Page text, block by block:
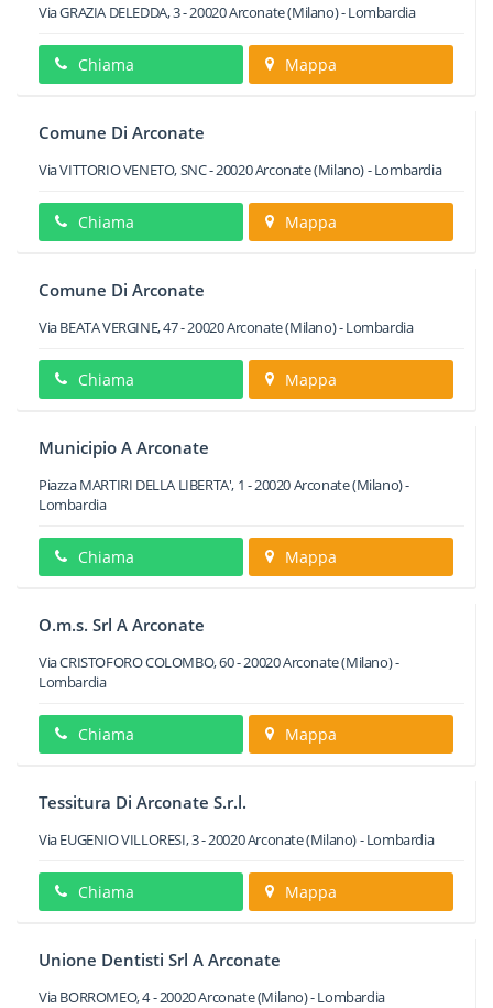
Via GRAZIA DELEDDA, 3-20020Arconate(Milano) -Lombardia
Chiama Mappa
Comune Di Arconate
Via VITTORIO VENETO, SNC-20020Arconate(Milano) -Lombardia
Chiama Mappa
Comune Di Arconate
Via BEATA VERGINE, 47-20020Arconate(Milano) -Lombardia
Chiama Mappa
Municipio A Arconate
Piazza MARTIRI DELLA LIBERTA', 1 -20020Arconate(Milano) -
Lombardia
Chiama Mappa
O.m.s. Srl A Arconate
Via CRISTOFORO COLOMBO, 60-20020Arconate(Milano) -
Lombardia
Chiama Mappa
Tessitura Di Arconate S.r.l.
Via EUGENIO VILLORESI, 3-20020Arconate(Milano) -Lombardia
Chiama Mappa
Unione Dentisti Srl A Arconate
Via BORROMEO, 4-20020Arconate(Milano) -Lombardia